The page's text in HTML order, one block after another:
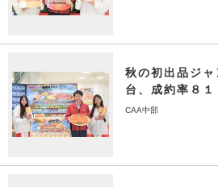
秋の初出品ジ
台、成約率８
CAA中部